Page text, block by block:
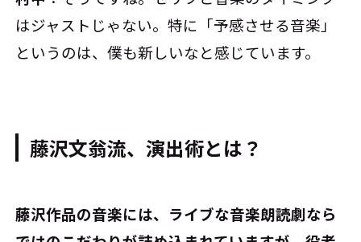
はジャストじゃない。特に「予感させる音楽」
というのは、僕も新しいなと感じています。
藤沢文翁流、演出術とは？
――藤沢作品の音楽には、ライブな音楽朗読劇なら